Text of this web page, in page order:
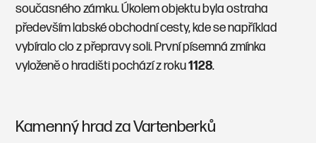
současného zámku. Úkolem objektu byla ostraha
především labské obchodní cesty, kde se například
vybíralo clo z přepravy soli. První písemná zmínka
vyloženě o hradišti pochází z roku1128.
Kamenný hrad za Vartenberků